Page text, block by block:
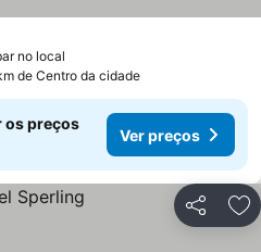
no local
de Centro da cidade
os preços
Ver preços
Partilhar